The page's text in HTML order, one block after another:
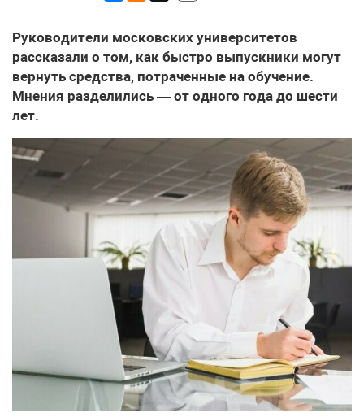
Руководители московских университетов
рассказали о том, как быстро выпускники могут
вернуть средства, потраченные на обучение.
Мнения разделились — от одного года до шести
лет.